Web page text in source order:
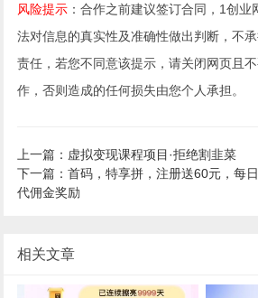
风险提示 ：合作之前建议签订合同，1创
法对信息的真实性及准确性做出判断，不
责任，若您不同意该提示，请关闭网页且
作，否则造成的任何损失由您个人承担。
上一篇：虚拟变现课程项目·拒绝割韭菜
下一篇：首码，特享拼，注册送60元，每
代佣金奖励
相关文章